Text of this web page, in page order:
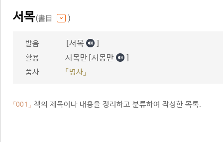
서목(書目 )
발음 [서목 ]
활용 서목만[서몽만 ]
품사 「명사」
「001」 책의 제목이나 내용을 정리하고 분류하여 작성한 목록.